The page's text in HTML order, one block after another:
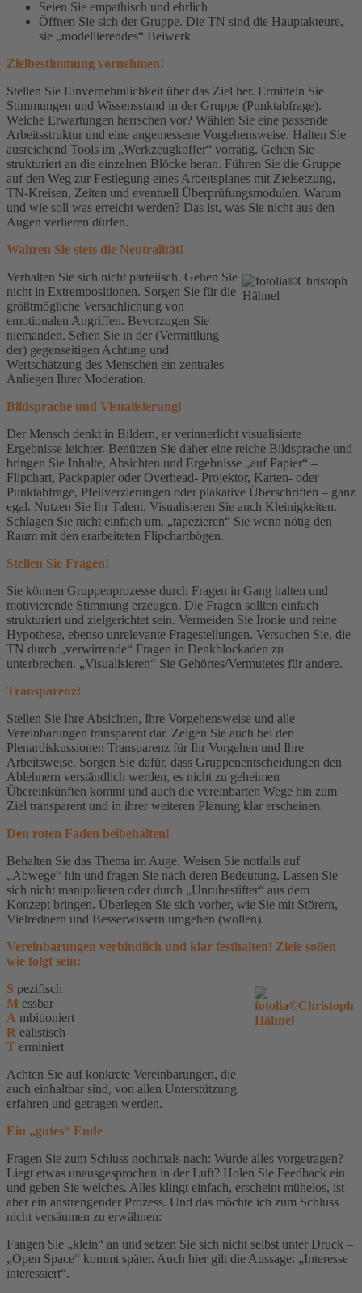
Seien Sie empathisch und ehrlich
Öffnen Sie sich der Gruppe. Die TN sind die Hauptakteure,
sie „modellierendes“ Beiwerk
Zielbestimmung vornehmen!
Stellen Sie Einvernehmlichkeit über das Ziel her. Ermitteln Sie
Stimmungen und Wissensstand in der Gruppe (Punktabfrage).
Welche Erwartungen herrschen vor? Wählen Sie eine passende
Arbeitsstruktur und eine angemessene Vorgehensweise. Halten Sie
ausreichend Tools im „Werkzeugkoffer“ vorrätig. Gehen Sie
strukturiert an die einzelnen Blöcke heran. Führen Sie die Gruppe
auf den Weg zur Festlegung eines Arbeitsplanes mit Zielsetzung,
TN-Kreisen, Zeiten und eventuell Überprüfungsmodulen. Warum
und wie soll was erreicht werden? Das ist, was Sie nicht aus den
Augen verlieren dürfen.
Wahren Sie stets die Neutralität!
Verhalten Sie sich nicht parteiisch. Gehen Sie
nicht in Extrempositionen. Sorgen Sie für die
größtmögliche Versachlichung von
emotionalen Angriffen. Bevorzugen Sie
niemanden. Sehen Sie in der (Vermittlung
der) gegenseitigen Achtung und
Wertschätzung des Menschen ein zentrales
Anliegen Ihrer Moderation.
Bildsprache und Visualisierung!
Der Mensch denkt in Bildern, er verinnerlicht visualisierte
Ergebnisse leichter. Benützen Sie daher eine reiche Bildsprache und
bringen Sie Inhalte, Absichten und Ergebnisse „auf Papier“ –
Flipchart, Packpapier oder Overhead- Projektor, Karten- oder
Punktabfrage, Pfeilverzierungen oder plakative Überschriften – ganz
egal. Nutzen Sie Ihr Talent. Visualisieren Sie auch Kleinigkeiten.
Schlagen Sie nicht einfach um, „tapezieren“ Sie wenn nötig den
Raum mit den erarbeiteten Flipchartbögen.
Stellen Sie Fragen!
Sie können Gruppenprozesse durch Fragen in Gang halten und
motivierende Stimmung erzeugen. Die Fragen sollten einfach
strukturiert und zielgerichtet sein. Vermeiden Sie Ironie und reine
Hypothese, ebenso unrelevante Fragestellungen. Versuchen Sie, die
TN durch „verwirrende“ Fragen in Denkblockaden zu
unterbrechen. „Visualisieren“ Sie Gehörtes/Vermutetes für andere.
Transparenz!
Stellen Sie Ihre Absichten, Ihre Vorgehensweise und alle
Vereinbarungen transparent dar. Zeigen Sie auch bei den
Plenardiskussionen Transparenz für Ihr Vorgehen und Ihre
Arbeitsweise. Sorgen Sie dafür, dass Gruppenentscheidungen den
Ablehnern verständlich werden, es nicht zu geheimen
Übereinkünften kommt und auch die vereinbarten Wege hin zum
Ziel transparent und in ihrer weiteren Planung klar erscheinen.
Den roten Faden beibehalten!
Behalten Sie das Thema im Auge. Weisen Sie notfalls auf
„Abwege“ hin und fragen Sie nach deren Bedeutung. Lassen Sie
sich nicht manipulieren oder durch „Unruhestifter“ aus dem
Konzept bringen. Überlegen Sie sich vorher, wie Sie mit Störern,
Vielrednern und Besserwissern umgehen (wollen).
Vereinbarungen verbindlich und klar festhalten! Ziele sollen
wie folgt sein:
S pezifisch
M essbar
A mbitioniert
R ealistisch
T erminiert
Achten Sie auf konkrete Vereinbarungen, die
auch einhaltbar sind, von allen Unterstützung
erfahren und getragen werden.
Ein „gutes“ Ende
Fragen Sie zum Schluss nochmals nach: Wurde alles vorgetragen?
Liegt etwas unausgesprochen in der Luft? Holen Sie Feedback ein
und geben Sie welches. Alles klingt einfach, erscheint mühelos, ist
aber ein anstrengender Prozess. Und das möchte ich zum Schluss
nicht versäumen zu erwähnen:
Fangen Sie „klein“ an und setzen Sie sich nicht selbst unter Druck –
„Open Space“ kommt später. Auch hier gilt die Aussage: „Interesse
interessiert“.